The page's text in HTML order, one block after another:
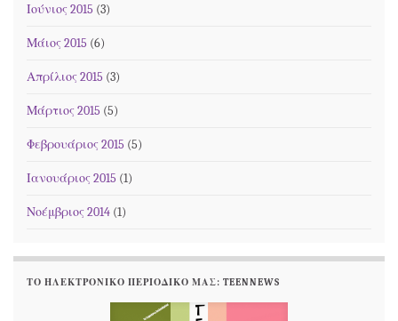
Ιούνιος 2015 (3)
Μάιος 2015 (6)
Απρίλιος 2015 (3)
Μάρτιος 2015 (5)
Φεβρουάριος 2015 (5)
Ιανουάριος 2015 (1)
Νοέμβριος 2014 (1)
ΤΟ ΗΛΕΚΤΡΟΝΙΚΌ ΠΕΡΙΟΔΙΚΌ ΜΑΣ: TEENNEWS